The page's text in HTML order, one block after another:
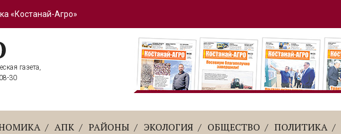
«Костанай-Агро»
газета,
30
АПК РАЙОНЫ ЭКОЛОГИЯ ОБЩЕСТВО ПОЛИТИКА